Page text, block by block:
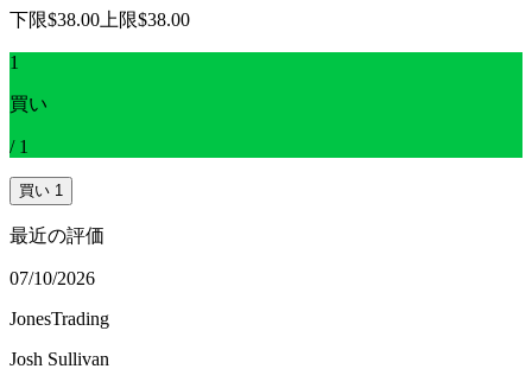
下限$38.00 上限$38.00
1
買い
/ 1
買い 1
最近の評価
07/10/2026
JonesTrading
Josh Sullivan